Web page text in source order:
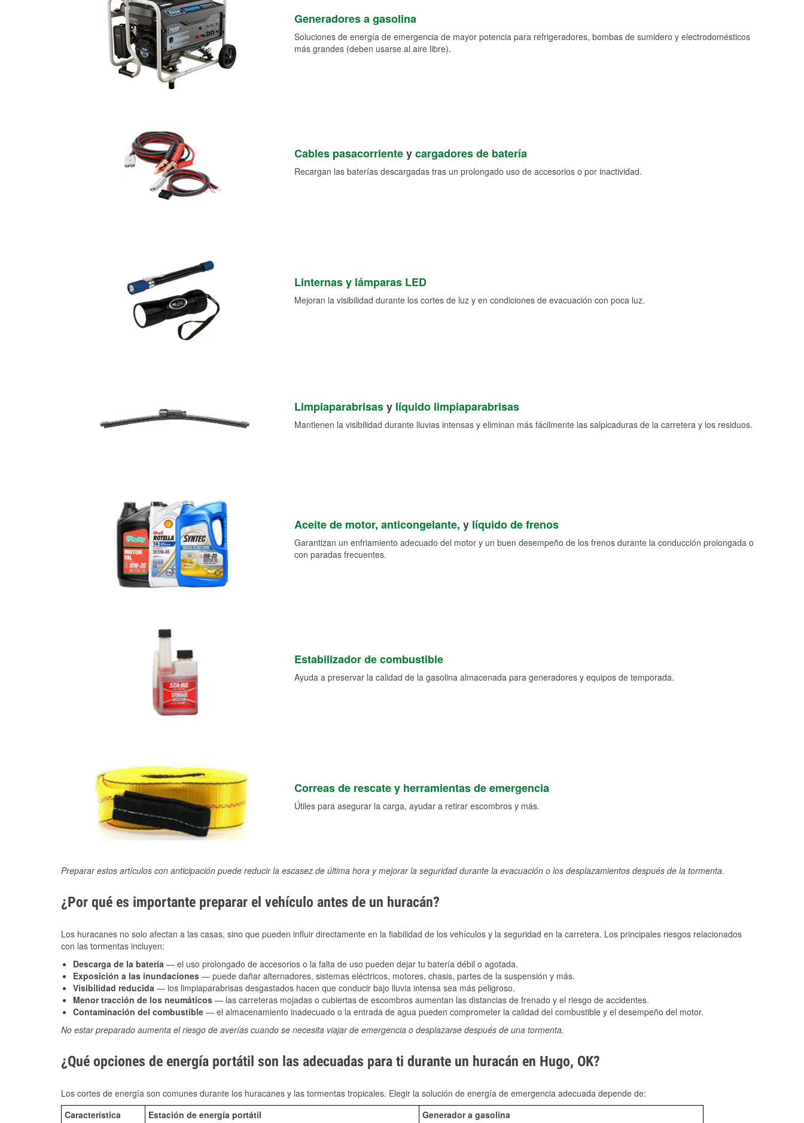
Generadores a gasolina
Soluciones de energía de emergencia de mayor potencia para refrigeradores, bombas de sumidero y electrodomésticos
más grandes (deben usarse al aire libre).
Cables pasacorrienteycargadores de batería
Recargan las baterías descargadas tras un prolongado uso de accesorios o por inactividad.
Linternas y lámparas LED
Mejoran la visibilidad durante los cortes de luz y en condiciones de evacuación con poca luz.
Limpiaparabrisasy líquido limpiaparabrisas
Mantienen la visibilidad durante lluvias intensas y eliminan más fácilmente las salpicaduras de la carretera y los residuos.
Aceite de motor, anticongelante, y líquido de frenos
Garantizan un enfriamiento adecuado del motor y un buen desempeño de los frenos durante la conducción prolongada o
con paradas frecuentes.
Estabilizador de combustible
Ayuda a preservar la calidad de la gasolina almacenada para generadores y equipos de temporada.
Correas de rescate y herramientas de emergencia
Útiles para asegurar la carga, ayudar a retirar escombros y más.
Preparar estos artículos con anticipación puede reducir la escasez de última hora y mejorar la seguridad durante la evacuación o los desplazamientos después de la tormenta.
¿Por qué es importante preparar el vehículo antes de un huracán?
Los huracanes no solo afectan a las casas, sino que pueden influir directamente en la fiabilidad de los vehículos y la seguridad en la carretera. Los principales riesgos relacionados
con las tormentas incluyen:
Descarga de la batería — el uso prolongado de accesorios o la falta de uso pueden dejar tu batería débil o agotada.
Exposición a las inundaciones — puede dañar alternadores, sistemas eléctricos, motores, chasis, partes de la suspensión y más.
Visibilidad reducida — los limpiaparabrisas desgastados hacen que conducir bajo lluvia intensa sea más peligroso.
Menor tracción de los neumáticos — las carreteras mojadas o cubiertas de escombros aumentan las distancias de frenado y el riesgo de accidentes.
Contaminación del combustible — el almacenamiento inadecuado o la entrada de agua pueden comprometer la calidad del combustible y el desempeño del motor.
No estar preparado aumenta el riesgo de averías cuando se necesita viajar de emergencia o desplazarse después de una tormenta.
¿Qué opciones de energía portátil son las adecuadas para ti durante un huracán en Hugo, OK?
Los cortes de energía son comunes durante los huracanes y las tormentas tropicales. Elegir la solución de energía de emergencia adecuada depende de:
Característica
Estación de energía portátil Generador a gasolina